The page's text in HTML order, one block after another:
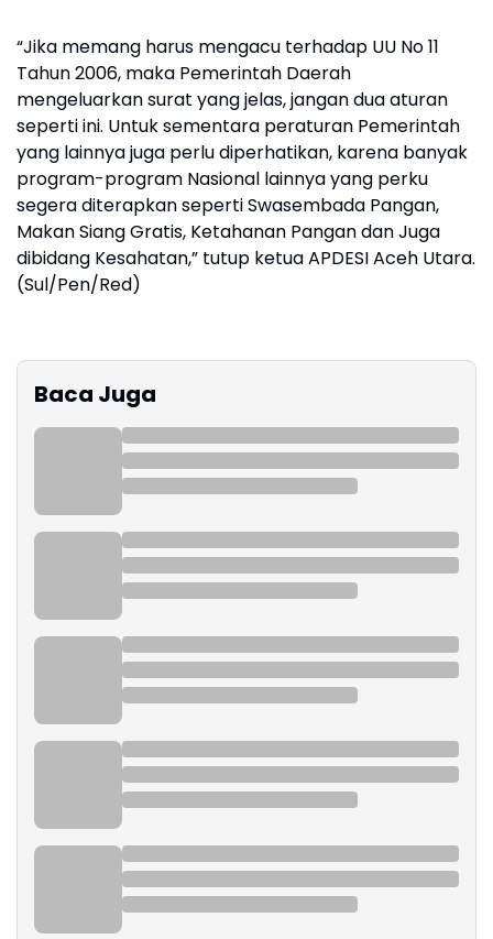
“Jika memang harus mengacu terhadap UU No 11
Tahun 2006, maka Pemerintah Daerah
mengeluarkan surat yang jelas, jangan dua aturan
seperti ini. Untuk sementara peraturan Pemerintah
yang lainnya juga perlu diperhatikan, karena banyak
program-program Nasional lainnya yang perku
segera diterapkan seperti Swasembada Pangan,
Makan Siang Gratis, Ketahanan Pangan dan Juga
dibidang Kesahatan,” tutup ketua APDESI Aceh Utara.
(Sul/Pen/Red)
Baca Juga